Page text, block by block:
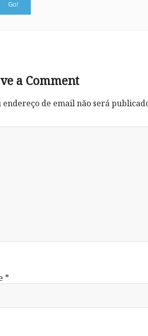
a Comment
endereço de email não será
*